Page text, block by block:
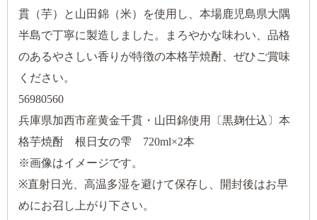
貫（芋）と山田錦（米）を使用し、本場鹿児島県大隅
半島で丁寧に製造しました。まろやかな味わい、品格
のあるやさしい香りが特徴の本格芋焼酎、ぜひご賞味
ください。
56980560
兵庫県加西市産黄金千貫・山田錦使用〔黒麹仕込〕本
格芋焼酎 根日女の雫 720ml×2本
※画像はイメージです。
※直射日光、高温多湿を避けて保存し、開封後はお早
めにお召し上がり下さい。